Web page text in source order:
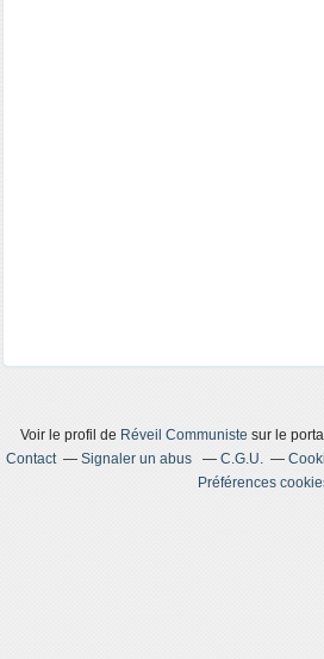
Voir le profil de Réveil Communiste sur le
Contact
Signaler un abus C.G.U.
Préférences